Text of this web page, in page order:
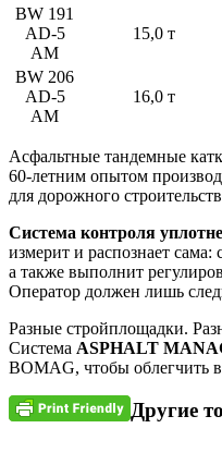
BW 191
AD-5
AM
15,0 т
BW 206
AD-5
AM
16,0 т
Асфальтные тандемные
60-летним опытом
для дорожного
Система контроля
измерит и распознает сама:
а также выполнит
Оператор должен лишь
Разные стройплощадки.
Система ASPHALT MAN
BOMAG, чтобы облегчить
Другие